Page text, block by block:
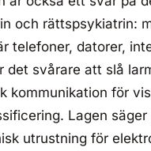
och rättspsykiatrin:
telefoner, datorer,
det svårare att slå
kommunikation för
Lagen
utrustning för